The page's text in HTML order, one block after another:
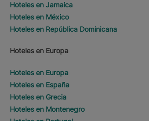
Hoteles en Jamaica
Hoteles en México
Hoteles en República Dominicana
Hoteles en Europa
Hoteles en Europa
Hoteles en España
Hoteles en Grecia
Hoteles en Montenegro